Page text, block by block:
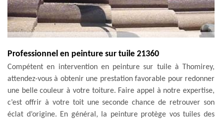
Professionnel en peinture sur tuile 21360
Compétent en intervention en peinture sur tuile à Thomirey,
attendez-vous à obtenir une prestation favorable pour redonner
une belle couleur à votre toiture. Faire appel à notre expertise,
c’est offrir à votre toit une seconde chance de retrouver son
éclat d’origine. En général, la peinture protège vos tuiles des